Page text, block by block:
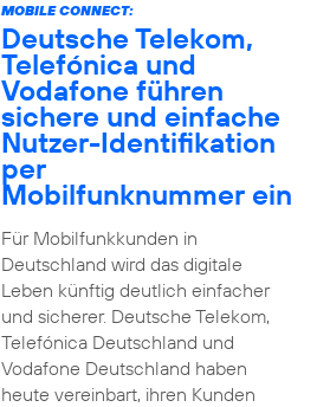
MOBILE CONNECT:
Deutsche Telekom,
Telefónica und
Vodafone führen
sichere und einfache
Nutzer-Identifikation
per
Mobilfunknummer ein
Für Mobilfunkkunden in
Deutschland wird das digitale
Leben künftig deutlich einfacher
und sicherer. Deutsche Telekom,
Telefónica Deutschland und
Vodafone Deutschland haben
heute vereinbart, ihren Kunden